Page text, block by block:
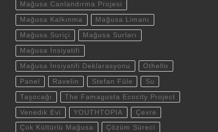
Mağusa Canlandırma Projesi
Mağusa Kalkınma Mağusa Limanı
Mağusa Suriçi Mağusa Surları
Mağusa İnsiyatifi
Mağusa İnsiyatifi Deklarasyonu Othello
Panel Ravelin Stefan Füle Su
Taşocağı The Famagusta Ecocity Project
Venedik Evi YOUTHTOPIA Çevre
Çok Kültürlü Mağusa Çözüm Süreci